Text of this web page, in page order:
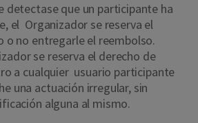
detectase que un participante ha
el Organizador se reserva el
o no entregarle el reembolso.
se reserva el derecho de
a cualquier usuario participante
una actuación irregular, sin
alguna al mismo.